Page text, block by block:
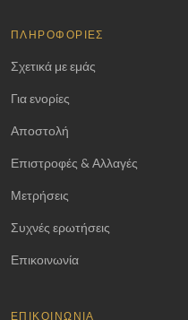
ΠΛΗΡΟΦΟΡΊΕΣ
Σχετικά με εμάς
Για ενορίες
Αποστολή
Επιστροφές & Αλλαγές
Μετρήσεις
Συχνές ερωτήσεις
Επικοινωνία
ΕΠΙΚΟΙΝΩΝΊΑ